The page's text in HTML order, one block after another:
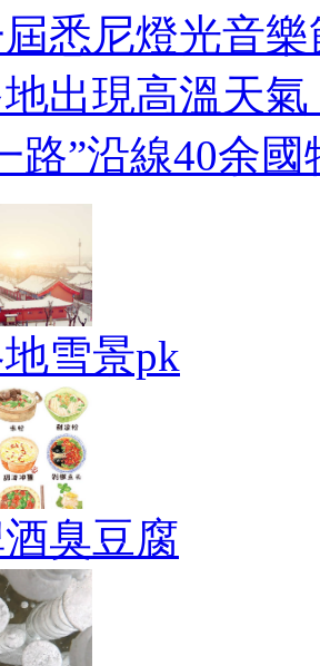
悉尼燈光音
地出現高溫天
路”沿線40余
雪景pk
臭豆腐